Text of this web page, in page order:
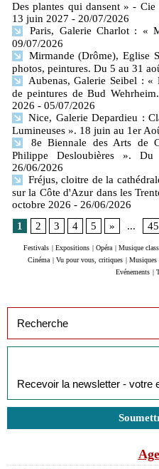
Des plantes qui dansent » -
13 juin 2027 - 20/07/2026
Paris, Galerie Charlot : «
09/07/2026
Mirmande (Drôme), Eglise
photos, peintures. Du 5 au 31
Aubenas, Galerie Seibel : «
de peintures de Bud
2026 - 05/07/2026
Nice, Galerie Depardieu :
Lumineuses ». 18 juin au 1er
8e Biennale des Arts de
Philippe Desloubières ».
26/06/2026
Fréjus, cloitre de la
sur la Côte d'Azur dans les
octobre 2026 - 26/06/2026
1
2 3 4 5 » ...
Festivals Expositions Opéra Musique
Cinéma
Vu pour vous, critiques Musiques
Evénements